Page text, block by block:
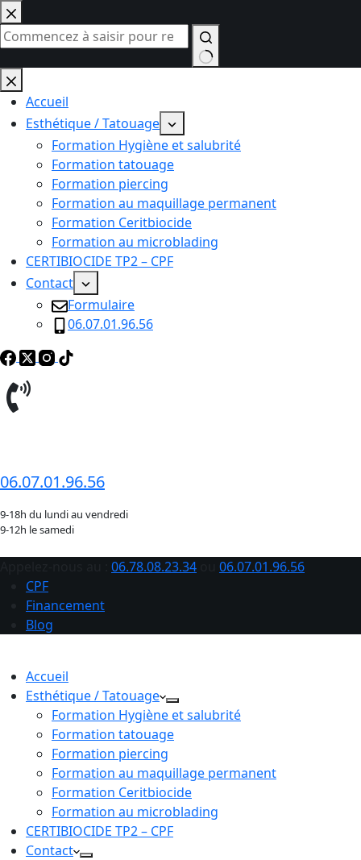
Passer
au
contenu
Aucun
résultatAccueil
Esthétique / Tatouage
Formation Hygiène et salubrité
Formation tatouage
Formation piercing
Formation au maquillage permanent
Formation Ceritbiocide
Formation au microblading
CERTIBIOCIDE TP2 – CPF
Contact
Formulaire
06.07.01.96.56
06.07.01.96.56
9-18h du lundi au vendredi
9-12h le samedi
06.78.08.23.34
06.07.01.96.56
CPF
Financement
Blog
Accueil
Esthétique / Tatouage
Formation Hygiène et salubrité
Formation tatouage
Formation piercing
Formation au maquillage permanent
Formation Ceritbiocide
Formation au microblading
CERTIBIOCIDE TP2 – CPF
Contact